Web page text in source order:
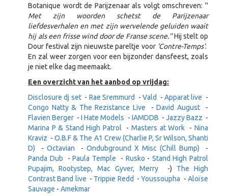
Botanique wordt de Parijzenaar als volgt omschreven: ''
Met zijn woorden schetst de Parijzenaar
liefdesverhalen en met zijn wervelende geluiden waait
hij als een frisse wind door de Franse scene.''Hij stelt op
Dour festival zijn nieuwste pareltje voor 'Contre-Temps'.
En zal weer zorgen voor een bijzonder dansfeest, zoals
je niet elke dag meemaakt.
Een overzicht van het aanbod op vrijdag:
Disclosure dj set- Rae Sremmurd -Vald -Apparat live -
Congo Natty & The Rezistance Live -David August-
Flavien Berger -I Hate Models - IAMDDB - Jazzy Bazz -
Marina P & Stand High Patrol - Masters at Work -Nina
Kraviz -O.B.F & The A1 Crew (Charlie P, Sr Wilson, Shanti
D) - Octavian - Ondubground X Misc (Chill Bump) -
Panda Dub -Paula Temple - Rusko - Stand High Patrol
Pupajim, Rootystep, Mac Gyver, Merry-) The High
Contrast Band live - Trippie Redd -Youssoupha - Aloïse
Sauvage - Amekmar